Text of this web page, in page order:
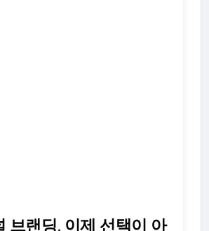
브랜딩, 이제 선택이 아